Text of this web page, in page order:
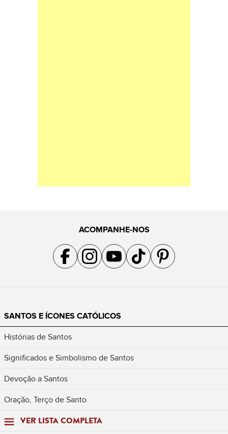
ACOMPANHE-NOS
Acompanhe a gente no Facebook
Acompanhe a gente no Instagram
Acompanhe a gente no YouTube
Acompanhe a gente no TikTok
Acompanhe a gente no
SANTOS E ÍCONES CATÓLICOS
Histórias de Santos
Significados e Simbolismo de Santos
Devoção a Santos
Oração, Terço de Santo
VER LISTA COMPLETA